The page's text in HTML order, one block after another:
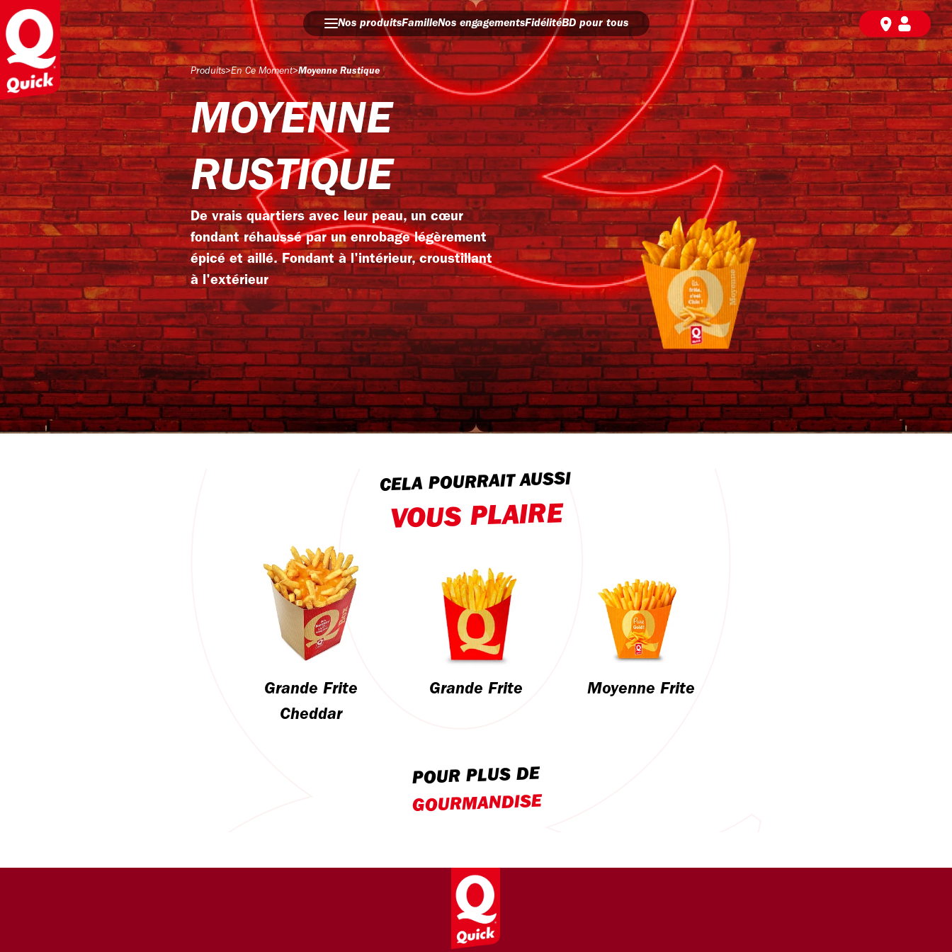
Nos produitsFamilleNos engagementsFidélitéBD pour tous
Produits>En Ce Moment>Moyenne Rustique
MOYENNE
RUSTIQUE
De vrais quartiers avec leur peau, un cœur
fondant réhaussé par un enrobage légèrement
épicé et aillé. Fondant à l'intérieur, croustillant
à l'extérieur
CELA POURRAIT AUSSI
VOUS PLAIRE
Grande Frite
Cheddar
Grande Frite Moyenne Frite
POUR PLUS DE
GOURMANDISE